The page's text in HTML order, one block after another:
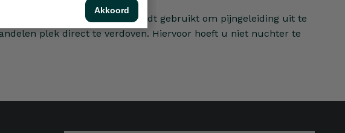
Akkoord
verdoving genoemd, wordt gebruikt om pijngeleiding uit te
plek direct te verdoven. Hiervoor hoeft u niet nuchter te